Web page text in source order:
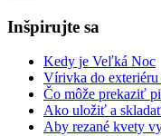
Inšpirujte sa
Kedy je Veľká Noc
Vírivka do exteriéru
Čo môže prekaziť
Ako uložiť a
Aby rezané kvety